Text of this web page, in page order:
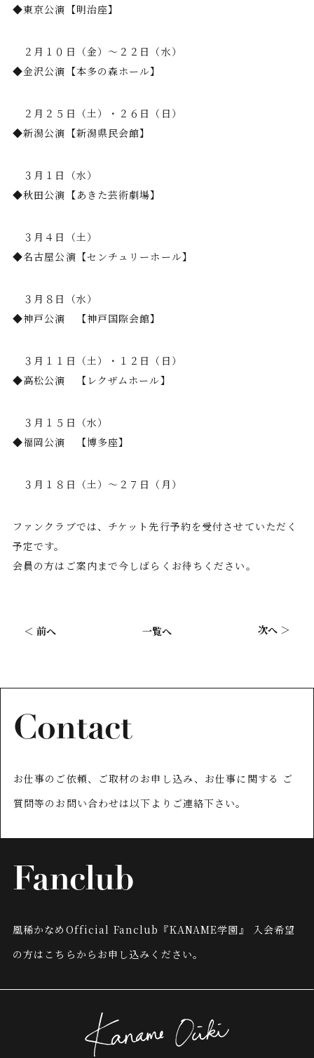
◆東京公演【明治座】
２月１０日（金）～２２日（水）
◆金沢公演【本多の森ホール】
２月２５日（土）・２６日（日）
◆新潟公演【新潟県民会館】
３月１日（水）
◆秋田公演【あきた芸術劇場】
３月４日（土）
◆名古屋公演【センチュリーホール】
３月８日（水）
◆神戸公演 【神戸国際会館】
３月１１日（土）・１２日（日）
◆高松公演 【レクザムホール】
３月１５日（水）
◆福岡公演 【博多座】
３月１８日（土）～２７日（月）
ファンクラブでは、チケット先行予約を受付させていただく
予定です。
会員の方はご案内まで今しばらくお待ちください。
＜ 前へ 一覧へ 次へ ＞
Contact
お仕事のご依頼、ご取材のお申し込み、お仕事に関する ご
質問等のお問い合わせは以下よりご連絡下さい。
Fanclub
凰稀かなめOfficial Fanclub『KANAME学園』
入会希望
の方はこちらからお申し込みください。